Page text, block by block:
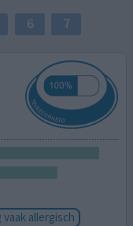
6 7
allergisch